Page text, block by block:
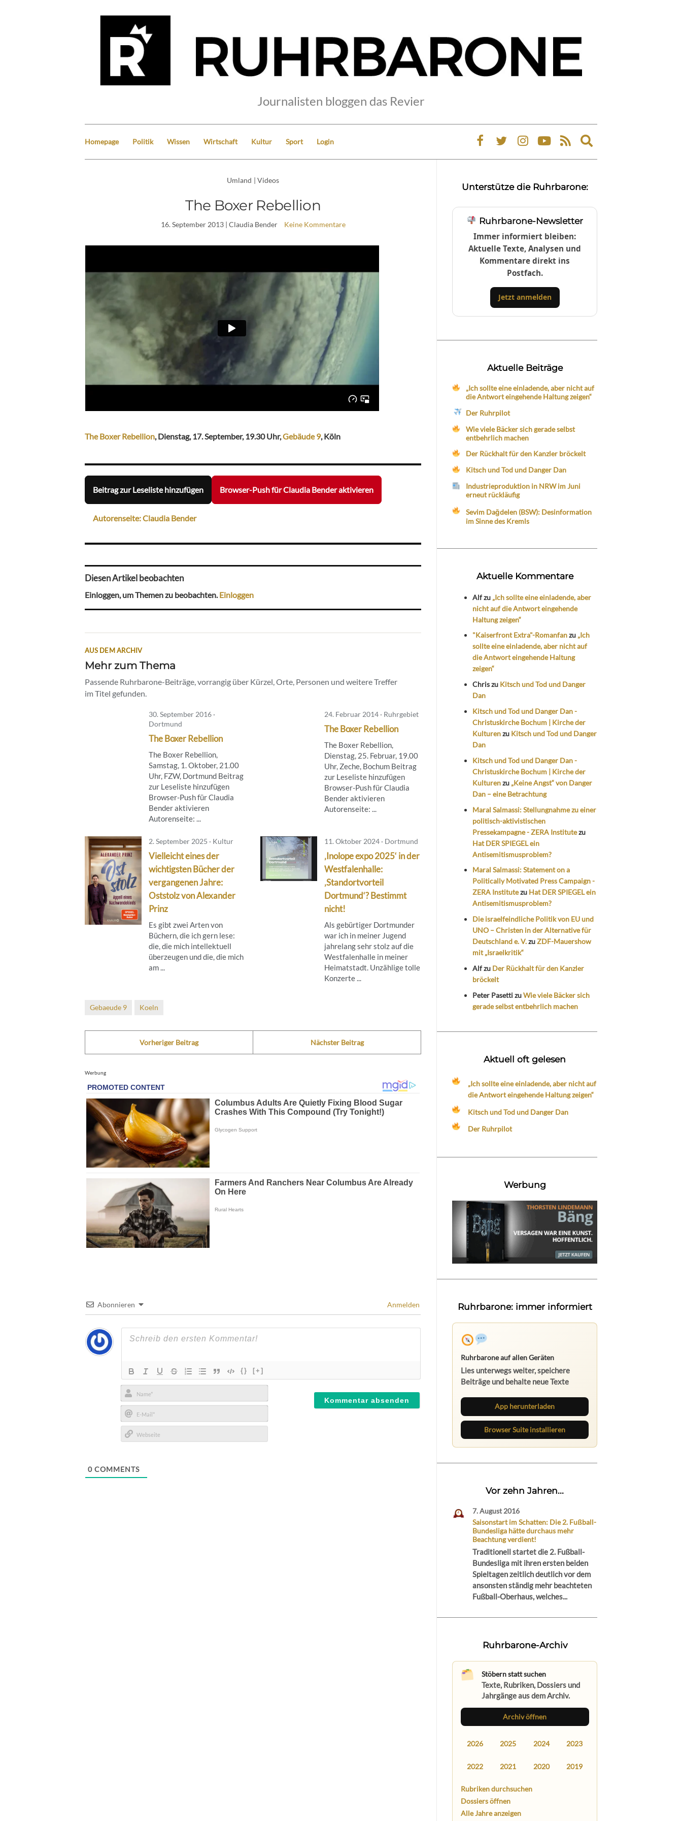
Journalisten bloggen das Revier
Homepage Politik Wissen Wirtschaft Kultur Sport Login
Expand
search
Umland | Videos
The Boxer Rebellion
16. September 2013| Claudia Bender Keine Kommentare
The Boxer Rebellion, Dienstag, 17. September, 19.30 Uhr,Gebäude 9, Köln
Beitrag zur Leseliste hinzufügen Browser-Push für Claudia Bender aktivieren
Autorenseite: Claudia Bender
Diesen Artikel beobachten
Einloggen, um Themen zu beobachten.Einloggen
AUS DEM ARCHIV
Mehr zum Thema
Passende Ruhrbarone-Beiträge, vorrangig über Kürzel, Orte, Personen und weitere Treffer
im Titel gefunden.
30. September 2016 ·
Dortmund
The Boxer Rebellion
The Boxer Rebellion,
Samstag, 1. Oktober, 21.00
Uhr, FZW, Dortmund Beitrag
zur Leseliste hinzufügen
Browser-Push für Claudia
Bender aktivieren
Autorenseite: ...
24. Februar 2014 · Ruhrgebiet
The Boxer Rebellion
The Boxer Rebellion,
Dienstag, 25. Februar, 19.00
Uhr, Zeche, Bochum Beitrag
zur Leseliste hinzufügen
Browser-Push für Claudia
Bender aktivieren
Autorenseite: ...
2. September 2025 · Kultur
Vielleicht eines der
wichtigsten Bücher der
vergangenen Jahre:
Oststolz von Alexander
Prinz
Es gibt zwei Arten von
Büchern, die ich gern lese:
die, die mich intellektuell
überzeugen und die, die mich
am ...
11. Oktober 2024 · Dortmund
‚Inolope expo 2025‘ in der
Westfalenhalle:
‚Standortvorteil
Dortmund‘? Bestimmt
nicht!
Als gebürtiger Dortmunder
war ich in meiner Jugend
jahrelang sehr stolz auf die
Westfalenhalle in meiner
Heimatstadt. Unzählige tolle
Konzerte ...
Gebaeude 9 Koeln
Vorheriger Beitrag Nächster Beitrag
Werbung
Abonnieren Anmelden
{} [+]
Name*
E-
Mail*
0 COMMENTS
Unterstütze die Ruhrbarone:
Ruhrbarone-Newsletter
Immer informiert bleiben:
Aktuelle Texte, Analysen und
Kommentare direkt ins
Postfach.
Jetzt anmelden
Aktuelle Beiträge
„Ich sollte eine einladende, aber nicht auf
die Antwort eingehende Haltung zeigen“
Der Ruhrpilot
Wie viele Bäcker sich gerade selbst
entbehrlich machen
Der Rückhalt für den Kanzler bröckelt
Kitsch und Tod und Danger Dan
Industrieproduktion in NRW im Juni
erneut rückläufig
Sevim Dağdelen (BSW): Desinformation
im Sinne des Kremls
Aktuelle Kommentare
Alfzu „Ich sollte eine einladende, aber
nicht auf die Antwort eingehende
Haltung zeigen“
"Kaiserfront Extra"-Romanfanzu „Ich
sollte eine einladende, aber nicht auf
die Antwort eingehende Haltung
zeigen“
Chriszu Kitsch und Tod und Danger
Dan
Kitsch und Tod und Danger Dan -
Christuskirche Bochum | Kirche der
Kulturenzu Kitsch und Tod und Danger
Dan
Kitsch und Tod und Danger Dan -
Christuskirche Bochum | Kirche der
Kulturenzu „Keine Angst“ von Danger
Dan – eine Betrachtung
Maral Salmassi: Stellungnahme zu einer
politisch-aktivistischen
Pressekampagne - ZERA Institutezu
Hat DER SPIEGEL ein
Antisemitismusproblem?
Maral Salmassi: Statement on a
Politically Motivated Press Campaign -
ZERA Institutezu Hat DER SPIEGEL ein
Antisemitismusproblem?
Die israelfeindliche Politik von EU und
UNO – Christen in der Alternative für
Deutschland e. V.zuZDF-Mauershow
mit „Israelkritik“
Alfzu Der Rückhalt für den Kanzler
bröckelt
Peter PasettizuWie viele Bäcker sich
gerade selbst entbehrlich machen
Aktuell oft gelesen
„Ich sollte eine einladende, aber nicht auf
die Antwort eingehende Haltung zeigen“
Kitsch und Tod und Danger Dan
Der Ruhrpilot
Werbung
Ruhrbarone: immer informiert
Ruhrbarone auf allen Geräten
Lies unterwegs weiter, speichere
Beiträge und behalte neue Texte
App herunterladen
Browser Suite installieren
Vor zehn Jahren...
7. August 2016
Saisonstart im Schatten: Die 2. Fußball-
Bundesliga hätte durchaus mehr
Beachtung verdient!
Traditionell startet die 2. Fußball-
Bundesliga mit ihren ersten beiden
Spieltagen zeitlich deutlich vor dem
ansonsten ständig mehr beachteten
Fußball-Oberhaus, welches...
Ruhrbarone-Archiv
Stöbern statt suchen
Texte, Rubriken, Dossiers und
Jahrgänge aus dem Archiv.
Archiv öffnen
2026 2025 2024 2023
2022 2021 2020 2019
Rubriken durchsuchen
Dossiers öffnen
Alle Jahre anzeigen